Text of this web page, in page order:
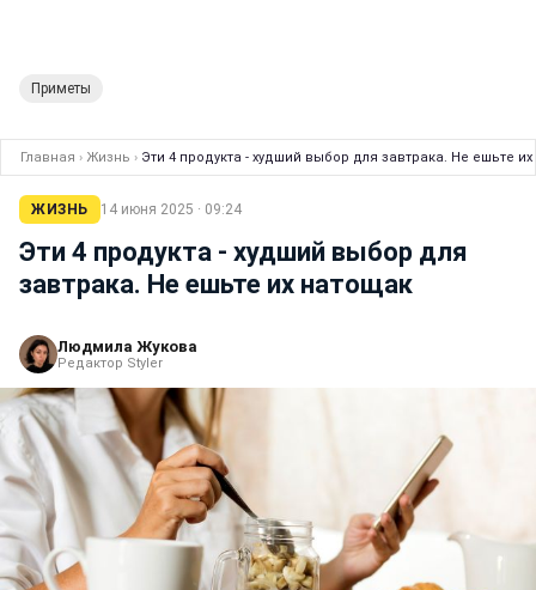
Приметы
Главная › Жизнь › Эти 4 продукта - худший выбор для завтрака. Не ешьте
ЖИЗНЬ 14 июня 2025 · 09:24
Эти 4 продукта - худший выбор для
завтрака. Не ешьте их натощак
Людмила Жукова
Редактор Styler